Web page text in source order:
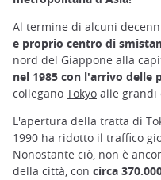
Al termine di alcuni
e proprio centro di
nord del Giappone alla
nel 1985 con l'arrivo delle
collegano Tokyo alle grandi
L'apertura della tratta di
1990 ha ridotto il traffico
Nonostante ciò, non è
della città, con circa